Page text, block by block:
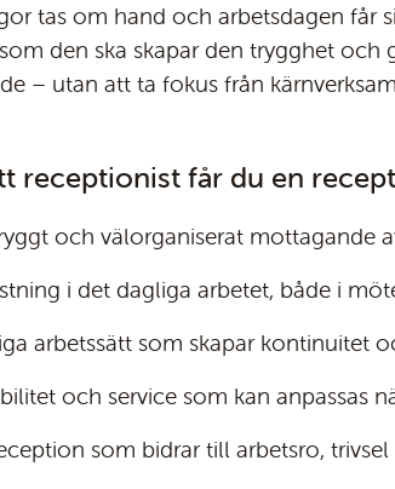
tas om hand och arbetsdagen får
den ska skapar den trygghet och
– utan att ta fokus från
receptionist får du en
och välorganiserat mottagande
i det dagliga arbetet, både i
arbetssätt som skapar kontinuitet
och service som kan anpassas
som bidrar till arbetsro,